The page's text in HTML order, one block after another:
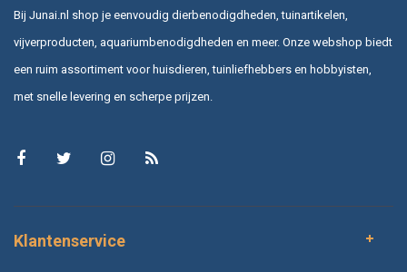
Bij Junai.nl shop je eenvoudig dierbenodigdheden, tuinartikelen,
vijverproducten, aquariumbenodigdheden en meer. Onze webshop biedt
een ruim assortiment voor huisdieren, tuinliefhebbers en hobbyisten,
met snelle levering en scherpe prijzen.
Klantenservice